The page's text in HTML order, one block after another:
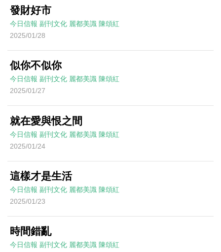
發財好市
今日信報 副刊文化 麗都美識 陳頌紅
2025/01/28
似你不似你
今日信報 副刊文化 麗都美識 陳頌紅
2025/01/27
就在愛與恨之間
今日信報 副刊文化 麗都美識 陳頌紅
2025/01/24
這樣才是生活
今日信報 副刊文化 麗都美識 陳頌紅
2025/01/23
時間錯亂
今日信報 副刊文化 麗都美識 陳頌紅